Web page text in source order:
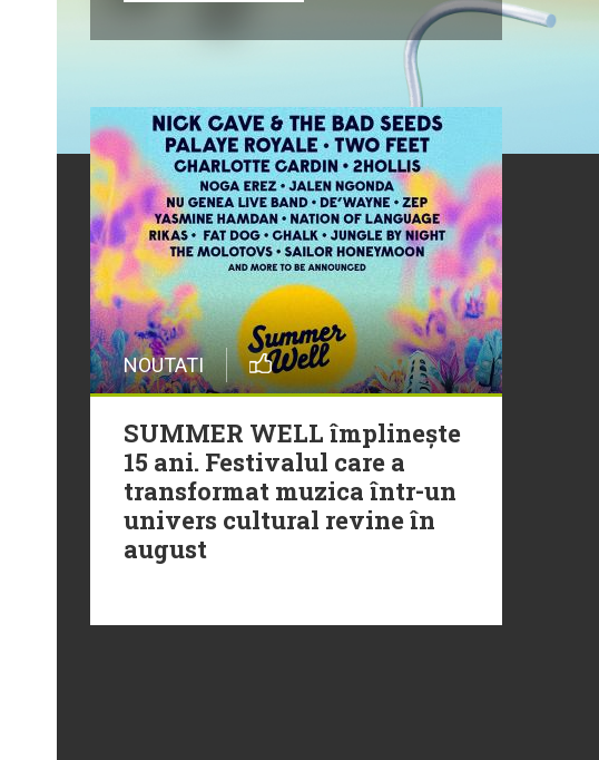
Cabron vine cu Hitul
Monstru al Verii
20 Iulie
Episod nou | Muzica Aia x
DJ Christian Thomson
20 Iulie
Torpedoul lui Morar: Theo
Rose - „Ceai lângă tine”
NOUTATI
SUMMER WELL împlinește
15 ani. Festivalul care a
transformat muzica într-un
univers cultural revine în
august